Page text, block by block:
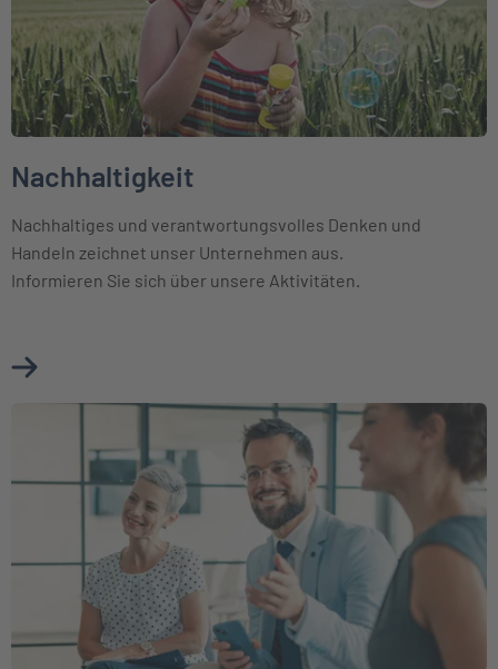
Nachhaltigkeit
Nachhaltiges und verantwortungsvolles Denken und
Handeln zeichnet unser Unternehmen aus.
Informieren Sie sich über unsere Aktivitäten.
Mehr über Nachhaltigkeit erfahren